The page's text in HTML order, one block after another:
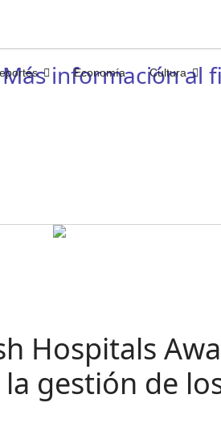
Economía Cultura
información al
Hospitals
gestión de